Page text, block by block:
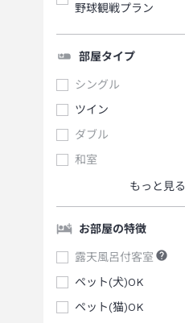
野球観戦プラン
部屋タイプ
シングル
ツイン
ダブル
和室
もっと見る
お部屋の特徴
露天風呂付客室
ペット(犬)OK
ペット(猫)OK